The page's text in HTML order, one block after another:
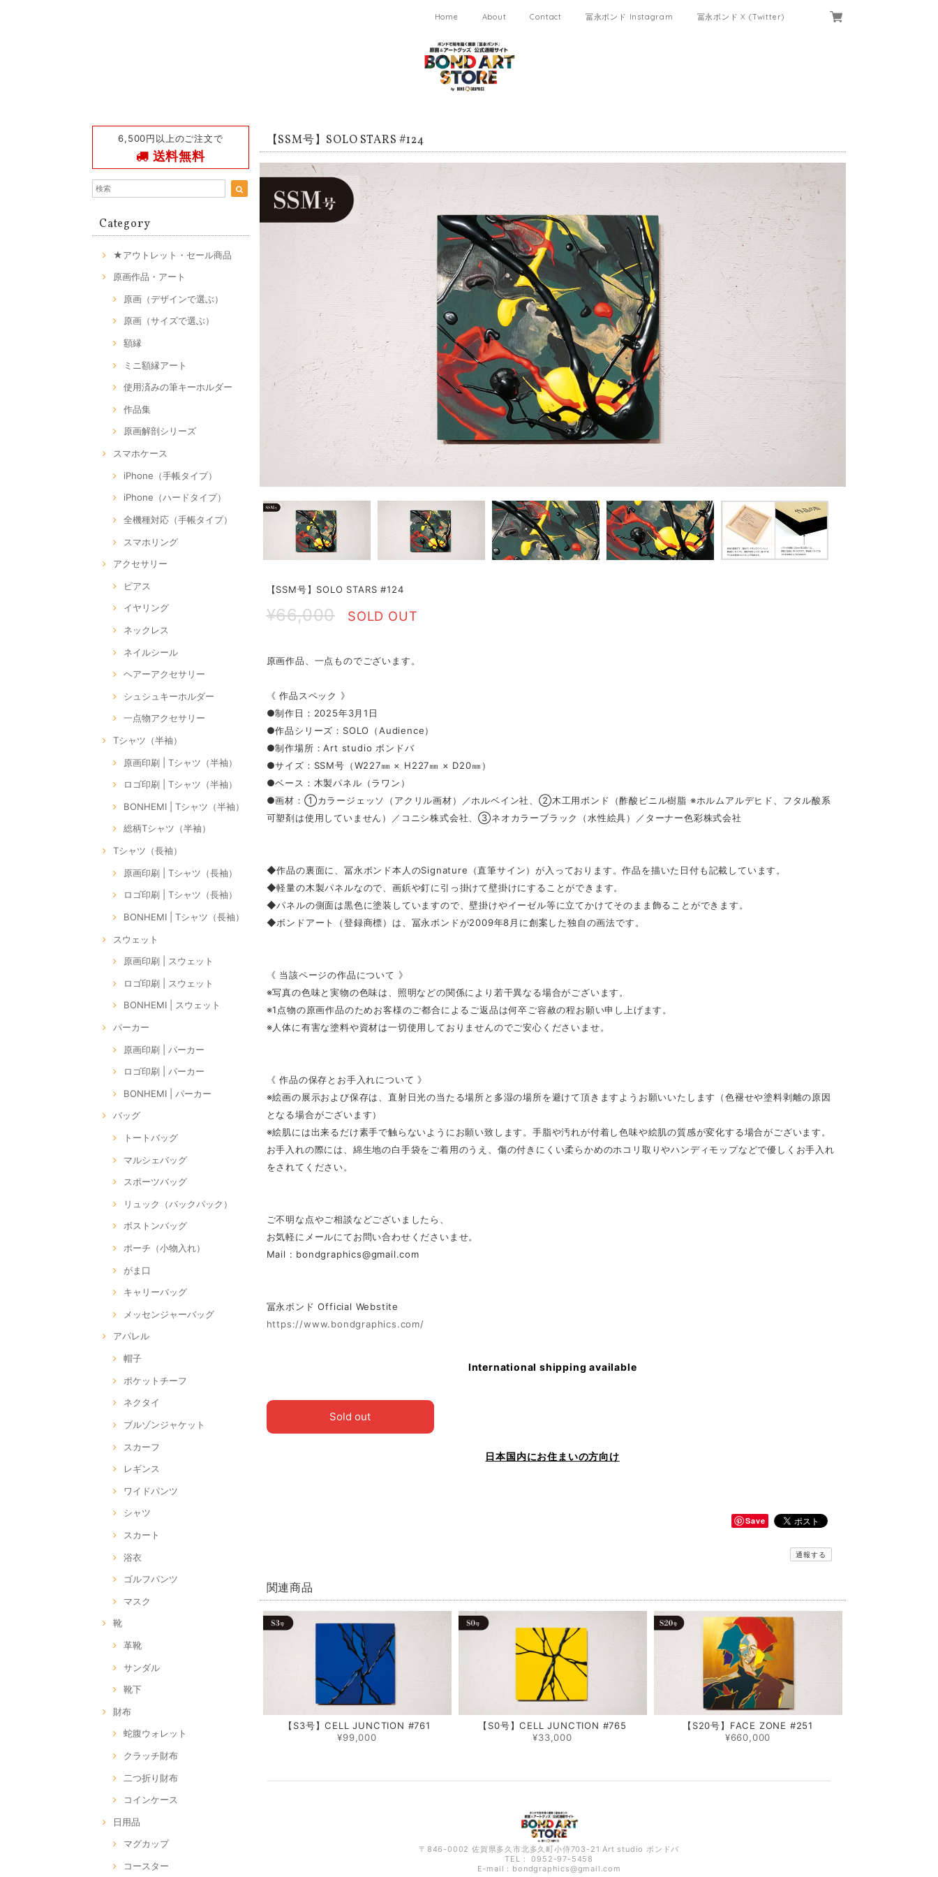
Home About Contact 冨永ボンド Instagram 冨永ボンド X (Twitter)
6,500円以上のご注文で
送料無料
Category
★アウトレット・セール商品
原画作品・アート
原画（デザインで選ぶ）
原画（サイズで選ぶ）
額縁
ミニ額縁アート
使用済みの筆キーホルダー
作品集
原画解剖シリーズ
スマホケース
iPhone（手帳タイプ）
iPhone（ハードタイプ）
全機種対応（手帳タイプ）
スマホリング
アクセサリー
ピアス
イヤリング
ネックレス
ネイルシール
ヘアーアクセサリー
シュシュキーホルダー
一点物アクセサリー
Tシャツ（半袖）
原画印刷 | Tシャツ（半袖）
ロゴ印刷 | Tシャツ（半袖）
BONHEMI | Tシャツ（半袖）
総柄Tシャツ（半袖）
Tシャツ（長袖）
原画印刷 | Tシャツ（長袖）
ロゴ印刷 | Tシャツ（長袖）
BONHEMI | Tシャツ（長袖）
スウェット
原画印刷 | スウェット
ロゴ印刷 | スウェット
BONHEMI | スウェット
パーカー
原画印刷 | パーカー
ロゴ印刷 | パーカー
BONHEMI | パーカー
バッグ
トートバッグ
マルシェバッグ
スポーツバッグ
リュック（バックパック）
ボストンバッグ
ポーチ（小物入れ）
がま口
キャリーバッグ
メッセンジャーバッグ
アパレル
帽子
ポケットチーフ
ネクタイ
ブルゾンジャケット
スカーフ
レギンス
ワイドパンツ
シャツ
スカート
浴衣
ゴルフパンツ
マスク
靴
革靴
サンダル
靴下
財布
蛇腹ウォレット
クラッチ財布
二つ折り財布
コインケース
日用品
マグカップ
コースター
【SSM号】SOLO STARS #124
【SSM号】SOLO STARS #124
¥66,000 SOLD OUT
原画作品、一点ものでございます。
《 作品スペック 》
●制作日：2025年3月1日
●作品シリーズ：SOLO（Audience）
●制作場所：Art studio ボンドバ
●サイズ：SSM号（W227㎜ × H227㎜ × D20㎜）
●ベース：木製パネル（ラワン）
●画材：①カラージェッソ（アクリル画材）／ホルベイン社、②木工用ボンド（酢酸ビニル樹脂 ※ホルムアルデヒド、フタル酸系
可塑剤は使用していません）／コニシ株式会社、③ネオカラーブラック（水性絵具）／ターナー色彩株式会社
◆作品の裏面に、冨永ボンド本人のSignature（直筆サイン）が入っております。作品を描いた日付も記載しています。
◆軽量の木製パネルなので、画鋲や釘に引っ掛けて壁掛けにすることができます。
◆パネルの側面は黒色に塗装していますので、壁掛けやイーゼル等に立てかけてそのまま飾ることができます。
◆ボンドアート（登録商標）は、冨永ボンドが2009年8月に創案した独自の画法です。
《 当該ページの作品について 》
※写真の色味と実物の色味は、照明などの関係により若干異なる場合がございます。
※1点物の原画作品のためお客様のご都合によるご返品は何卒ご容赦の程お願い申し上げます。
※人体に有害な塗料や資材は一切使用しておりませんのでご安心くださいませ。
《 作品の保存とお手入れについて 》
※絵画の展示および保存は、直射日光の当たる場所と多湿の場所を避けて頂きますようお願いいたします（色褪せや塗料剥離の原因
となる場合がございます）
※絵肌には出来るだけ素手で触らないようにお願い致します。手脂や汚れが付着し色味や絵肌の質感が変化する場合がございます。
お手入れの際には、綿生地の白手袋をご着用のうえ、傷の付きにくい柔らかめのホコリ取りやハンディモップなどで優しくお手入れ
をされてください。
ご不明な点やご相談などございましたら、
お気軽にメールにてお問い合わせくださいませ。
Mail : bondgraphics@gmail.com
冨永ボンド Official Webstite
https://www.bondgraphics.com/
International shipping available
Sold out
日本国内にお住まいの方向け
Save
通報する
関連商品
【S3号】CELL JUNCTION #761
¥99,000
【S0号】CELL JUNCTION #765
¥33,000
【S20号】FACE ZONE #251
¥660,000
〒846-0002 佐賀県多久市北多久町小侍703-21 Art studio ボンドバ
TEL： 0952-97-5458
E-mail： bondgraphics@gmail.com